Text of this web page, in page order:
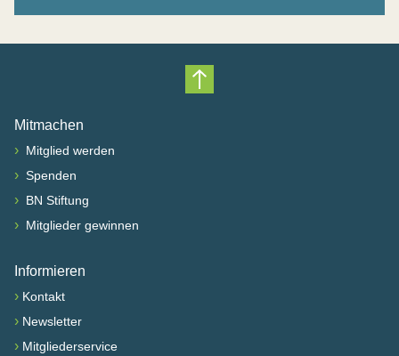
Nach oben scrollen
Mitmachen
› Mitglied werden
› Spenden
› BN Stiftung
› Mitglieder gewinnen
Informieren
› Kontakt
› Newsletter
› Mitgliederservice